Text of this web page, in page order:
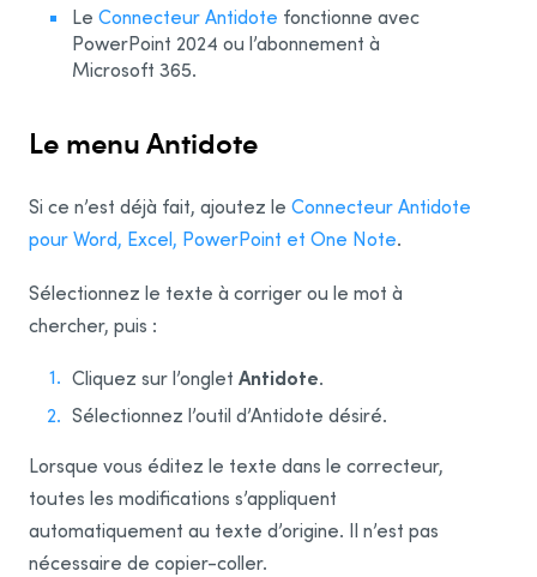
Word
Word pour le Web
Excel pour le Web
PowerPoint pour le Web
Edge
Visual Studio Code
Outlook
Outlook sur le Web
Google
Chrome
Le Connecteur Antidote fonctionne avec
PowerPoint 2024 ou l’abonnement à
Microsoft 365.
Le menu Antidote
Si ce n’est déjà fait, ajoutez le Connecteur Antidote
pour Word, Excel, PowerPoint et One Note.
Sélectionnez le texte à corriger ou le mot à
chercher, puis :
Cliquez sur l’onglet Antidote.
Sélectionnez l’outil d’Antidote désiré.
Lorsque vous éditez le texte dans le correcteur,
toutes les modifications s’appliquent
automatiquement au texte d’origine. Il n’est pas
nécessaire de copier-coller.